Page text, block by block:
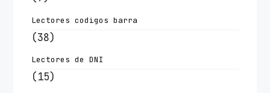
Lectores codigos barra
(38)
Lectores de DNI
(15)